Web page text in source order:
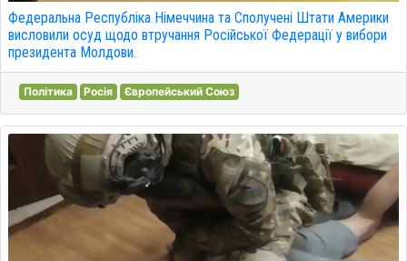
Федеральна Республіка Німеччина та Сполучені Штати Америки
висловили осуд щодо втручання Російської Федерації у вибори
президента Молдови.
Політика Росія Європейський Союз